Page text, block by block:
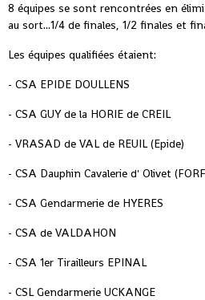
8 équipes se sont rencontrées en
au sort...1/4 de finales, 1/2 finales et
Les équipes qualifiées étaient:
- CSA EPIDE DOULLENS
- CSA GUY de la HORIE de CREIL
- VRASAD de VAL de REUIL (Epide)
- CSA Dauphin Cavalerie d' Olivet
- CSA Gendarmerie de HYERES
- CSA de VALDAHON
- CSA 1er Tirailleurs EPINAL
- CSL Gendarmerie UCKANGE